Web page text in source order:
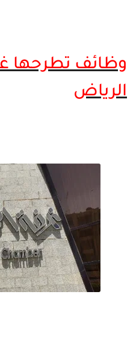
وظائف تطرحها
الرياض